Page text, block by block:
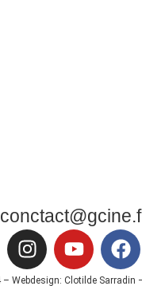
Webdesign: Clotilde Sarradin